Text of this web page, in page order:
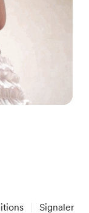
Signaler